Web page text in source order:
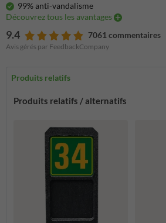
99% anti-vandalisme
Découvrez tous les avantages
9.4 7061 commentaires
Avis gérés par FeedbackCompany
Produits relatifs
Produits relatifs / alternatifs